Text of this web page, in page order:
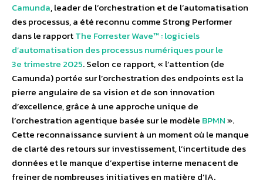
Camunda, leader de l’orchestration et de l’automatisation
des processus, a été reconnu comme Strong Performer
dans le rapportThe Forrester Wave™ : logiciels
d’automatisation des processus numériques pour le
3e trimestre 2025. Selon ce rapport, « l’attention (de
Camunda) portée sur l’orchestration des endpoints est la
pierre angulaire de sa vision et de son innovation
d’excellence, grâce à une approche unique de
l’orchestration agentique basée sur le modèle BPMN».
Cette reconnaissance survient à un moment où le manque
de clarté des retours sur investissement, l’incertitude des
données et le manque d’expertise interne menacent de
freiner de nombreuses initiatives en matière d’IA.